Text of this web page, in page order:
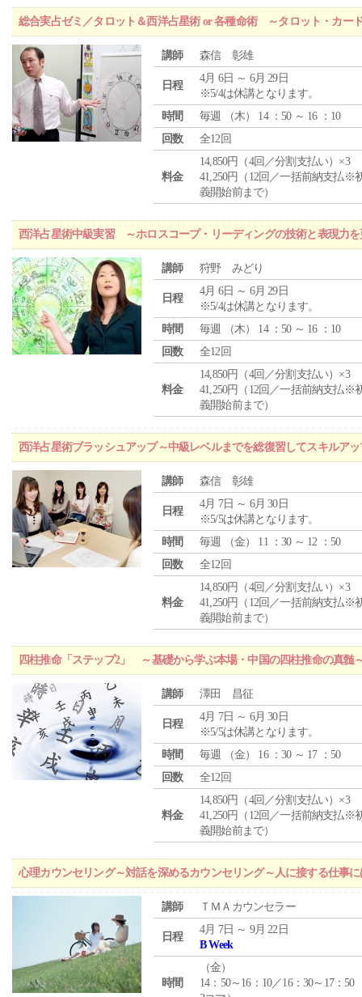
総合実占ゼミ／タロット＆西洋占星術 or 各種命術 ～タロット・カー
講師 森信 彰雄
日程
4月 6日 ～ 6月 29日
※5/4は休講となります。
時間
毎週 （木） 14 ：50 ～ 16 ：10
回数
全12回
料金
14,850円（4回／分割支払い）×3
41,250円（12回／一括前納支払※
義開始前まで）
西洋占星術中級実習 ～ホロスコープ・リーディングの技術と表現力
講師 狩野 みどり
日程
4月 6日 ～ 6月 29日
※5/4は休講となります。
時間
毎週 （木） 14 ：50 ～ 16 ：10
回数
全12回
料金
14,850円（4回／分割支払い）×3
41,250円（12回／一括前納支払※
義開始前まで）
西洋占星術ブラッシュアップ～中級レベルまでを総復習してスキルア
講師 森信 彰雄
日程
4月 7日 ～ 6月 30日
※5/5は休講となります。
時間
毎週 （金） 11 ：30 ～ 12 ：50
回数
全12回
料金
14,850円（4回／分割支払い）×3
41,250円（12回／一括前納支払※
義開始前まで）
四柱推命「ステップ2」 ～基礎から学ぶ本場・中国の四柱推命の真髄
講師 澤田 昌征
日程
4月 7日 ～ 6月 30日
※5/5は休講となります。
時間
毎週 （金） 16 ：30 ～ 17 ：50
回数
全12回
料金
14,850円（4回／分割支払い）×3
41,250円（12回／一括前納支払※
義開始前まで）
心理カウンセリング～対話を深めるカウンセリング～人に接する仕事
講師 ＴＭＡカウンセラー
日程
4月 7日 ～ 9月 22日
B Week
時間
（金）
14：50～16：10／16：30～17：50